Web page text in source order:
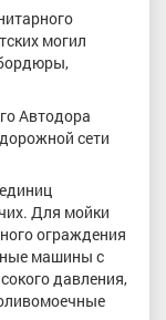
могил
Автодора
сети
Для мойки
ограждения
машины с
давления,